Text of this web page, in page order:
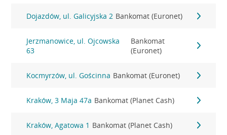
Dojazdów, ul. Galicyjska 2 Bankomat (Euronet)
Jerzmanowice, ul. Ojcowska
63
Bankomat
(Euronet)
Kocmyrzów, ul. Gościnna Bankomat (Euronet)
Kraków, 3 Maja 47a Bankomat (Planet Cash)
Kraków, Agatowa 1 Bankomat (Planet Cash)